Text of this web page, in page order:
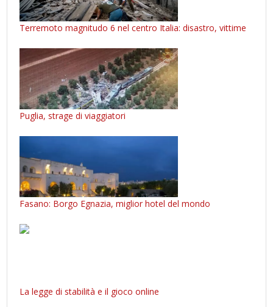
Terremoto magnitudo 6 nel centro Italia: disastro, vittime
Puglia, strage di viaggiatori
Fasano: Borgo Egnazia, miglior hotel del mondo
La legge di stabilità e il gioco online